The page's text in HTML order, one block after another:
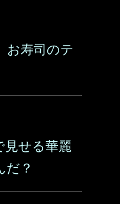
お寿司のテ
見せる華麗
だ？